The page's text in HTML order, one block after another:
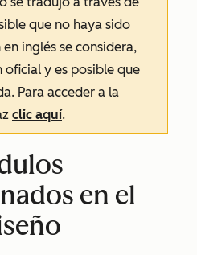
que no haya sido
en inglés se considera,
y es posible que
Para acceder a la
clic aquí.
en el